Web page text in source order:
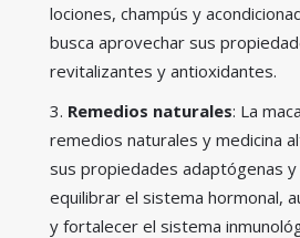
lociones, champús y
busca aprovechar sus
revitalizantes y antioxidantes.
Remedios naturales: La
remedios naturales y medicina
sus propiedades adaptógenas
equilibrar el sistema hormonal,
y fortalecer el sistema